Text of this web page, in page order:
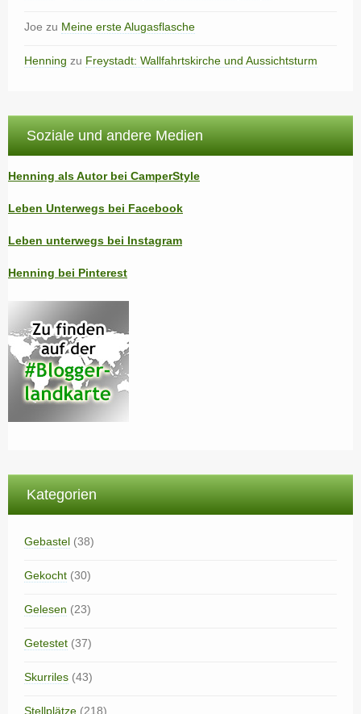
Joe zu Meine erste Alugasflasche
Henning zu Freystadt: Wallfahrtskirche und Aussichtsturm
Soziale und andere Medien
Henning als Autor bei CamperStyle
Leben Unterwegs bei Facebook
Leben unterwegs bei Instagram
Henning bei Pinterest
Kategorien
Gebastel (38)
Gekocht (30)
Gelesen (23)
Getestet (37)
Skurriles (43)
Stellplätze (218)